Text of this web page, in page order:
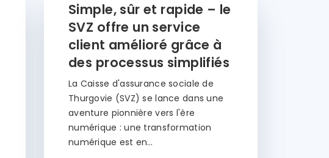
Simple, sûr et rapide – le
SVZ offre un service
client amélioré grâce à
des processus simplifiés
La Caisse d'assurance sociale de
Thurgovie (SVZ) se lance dans une
aventure pionnière vers l'ère
numérique : une transformation
numérique est en…